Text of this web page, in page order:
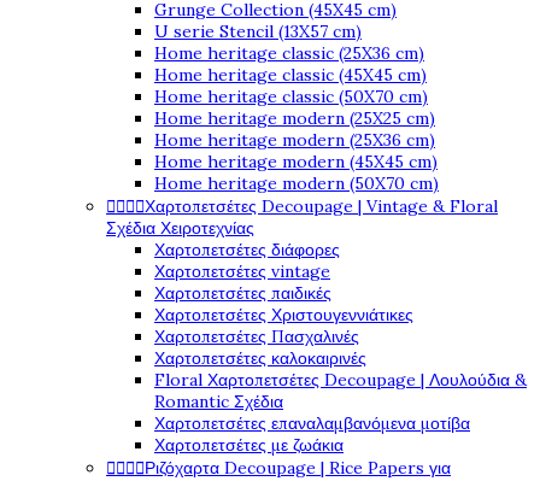
Grunge Collection (45X45 cm)
U serie Stencil (13X57 cm)
Home heritage classic (25X36 cm)
Home heritage classic (45X45 cm)
Home heritage classic (50X70 cm)
Home heritage modern (25X25 cm)
Home heritage modern (25X36 cm)
Home heritage modern (45X45 cm)
Home heritage modern (50X70 cm)
Χαρτοπετσέτες Decoupage | Vintage & Floral
Σχέδια Χειροτεχνίας
Χαρτοπετσέτες διάφορες
Χαρτοπετσέτες vintage
Χαρτοπετσέτες παιδικές
Χαρτοπετσέτες Χριστουγεννιάτικες
Χαρτοπετσέτες Πασχαλινές
Χαρτοπετσέτες καλοκαιρινές
Floral Χαρτοπετσέτες Decoupage | Λουλούδια &
Romantic Σχέδια
Χαρτοπετσέτες επαναλαμβανόμενα μοτίβα
Χαρτοπετσέτες με ζωάκια
Ριζόχαρτα Decoupage | Rice Papers για